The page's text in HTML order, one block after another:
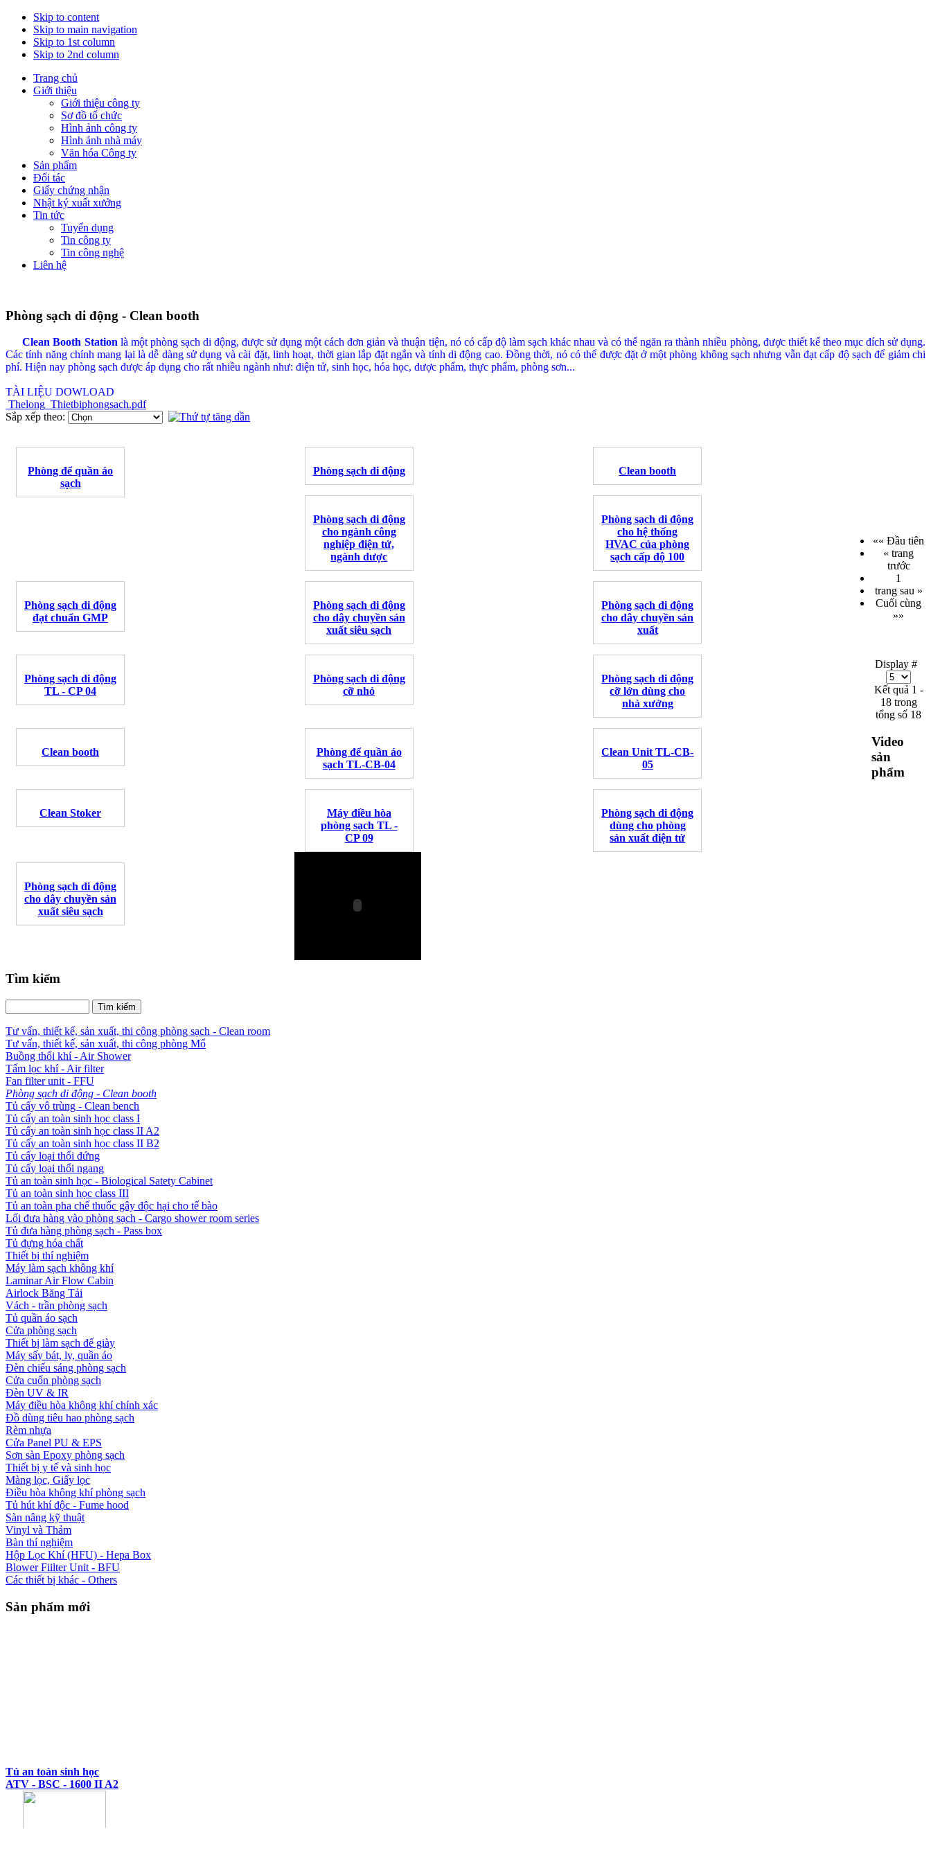
Skip to content
Skip to main navigation
Skip to 1st column
Skip to 2nd column
Trang chủ
Giới thiệu
Giới thiệu công ty
Sơ đồ tổ chức
Hình ảnh công ty
Hình ảnh nhà máy
Văn hóa Công ty
Sản phẩm
Đối tác
Giấy chứng nhận
Nhật ký xuất xưởng
Tin tức
Tuyển dụng
Tin công ty
Tin công nghệ
Liên hệ
Phòng sạch di động - Clean booth
Clean Booth Stationlà một phòng sạch di động, được sử dụng một cách đơn giản và thuận tiện, nó có cấp độ làm sạch khác nhau và có thể ngăn ra thành nhiều phòng, được thiết kế theo mục đích sử dụng.
Các tính năng chính mang lại là dễ dàng sử dụng và cài đặt, linh hoạt, thời gian lắp đặt ngắn và tính di động cao. Đồng thời, nó có thể được đặt ở một phòng không sạch nhưng vẫn đạt cấp độ sạch để giảm chi
phí. Hiện nay phòng sạch được áp dụng cho rất nhiều ngành như: điện tử, sinh học, hóa học, dược phẩm, thực phẩm, phòng sơn...
TÀI LIỆU DOWLOAD
Thelong_Thietbiphongsach.pdf
Sắp xếp theo:
Phòng để quần áo
sạch
Phòng sạch di động Clean booth
Phòng sạch di động
cho ngành công
nghiệp điện tử,
ngành dược
Phòng sạch di động
cho hệ thống
HVAC của phòng
sạch cấp độ 100
Phòng sạch di động
đạt chuẩn GMP
Phòng sạch di động
cho dây chuyền sản
xuất siêu sạch
Phòng sạch di động
cho dây chuyền sản
xuất
Phòng sạch di động
TL - CP 04
Phòng sạch di động
cỡ nhỏ
Phòng sạch di động
cỡ lớn dùng cho
nhà xưởng
Clean booth
Phòng để quần áo
sạch TL-CB-04
Clean Unit TL-CB-
05
Clean Stoker
Máy điều hòa
phòng sạch TL -
CP 09
Phòng sạch di động
dùng cho phòng
sản xuất điện tử
Phòng sạch di động
cho dây chuyền sản
xuất siêu sạch
«« Đầu tiên
« trang
trước
1
trang sau »
Cuối cùng
»»
Display #
Kết quả 1 -
18 trong
tổng số 18
Video
sản
phẩm
Tìm kiếm
Tư vấn, thiết kế, sản xuất, thi công phòng sạch - Clean room
Tư vấn, thiết kế, sản xuất, thi công phòng Mổ
Buồng thổi khí - Air Shower
Tấm lọc khí - Air filter
Fan filter unit - FFU
Phòng sạch di động - Clean booth
Tủ cấy vô trùng - Clean bench
Tủ cấy an toàn sinh học class I
Tủ cấy an toàn sinh học class II A2
Tủ cấy an toàn sinh học class II B2
Tủ cấy loại thổi đứng
Tủ cấy loại thổi ngang
Tủ an toàn sinh học - Biological Satety Cabinet
Tủ an toàn sinh học class III
Tủ an toàn pha chế thuốc gây độc hại cho tế bào
Lối đưa hàng vào phòng sạch - Cargo shower room series
Tủ đưa hàng phòng sạch - Pass box
Tủ đựng hóa chất
Thiết bị thí nghiệm
Máy làm sạch không khí
Laminar Air Flow Cabin
Airlock Băng Tải
Vách - trần phòng sạch
Tủ quần áo sạch
Cửa phòng sạch
Thiết bị làm sạch đế giày
Máy sấy bát, ly, quần áo
Đèn chiếu sáng phòng sạch
Cửa cuốn phòng sạch
Đèn UV & IR
Máy điều hòa không khí chính xác
Đồ dùng tiêu hao phòng sạch
Rèm nhựa
Cửa Panel PU & EPS
Sơn sàn Epoxy phòng sạch
Thiết bị y tế và sinh học
Màng lọc, Giấy lọc
Điều hòa không khí phòng sạch
Tủ hút khí độc - Fume hood
Sàn nâng kỹ thuật
Vinyl và Thảm
Bàn thí nghiệm
Hộp Lọc Khí (HFU) - Hepa Box
Blower Fiilter Unit - BFU
Các thiết bị khác - Others
Sản phẩm mới
Tủ an toàn sinh học
ATV - BSC - 1600 II A2